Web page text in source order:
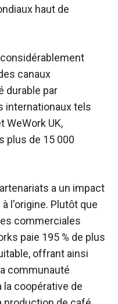
haut de
canaux
durable par
internationaux tels
WeWork UK,
plus de 15 000
a un impact
l'origine. Plutôt que
commerciales
paie 195 % de plus
offrant ainsi
communauté
la coopérative de